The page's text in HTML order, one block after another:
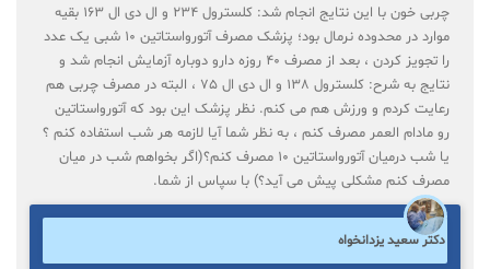
چربی خون با این نتایج انجام شد: کلسترول 234 و ال دی ال 163 بقیه
موارد در محدوده نرمال بود؛ پزشک مصرف آتورواستاتین 10 شبی یک عدد
را تجویز کردن ، بعد از مصرف 40 روزه دارو دوباره آزمایش انجام شد و
نتایج به شرح: کلسترول 138 و ال دی ال 75 ، البته در مصرف چربی هم
رعایت کردم و ورزش هم می کنم. نظر پزشک این بود که آتورواستاتین
رو مادام العمر مصرف کنم ، به نظر شما آیا لازمه هر شب استفاده کنم ؟
یا شب درمیان آتورواستاتین 10 مصرف کنم؟(اگر بخواهم شب در میان
مصرف کنم مشکلی پیش می آید؟) با سپاس از شما.
دکتر سعید یزدانخواه